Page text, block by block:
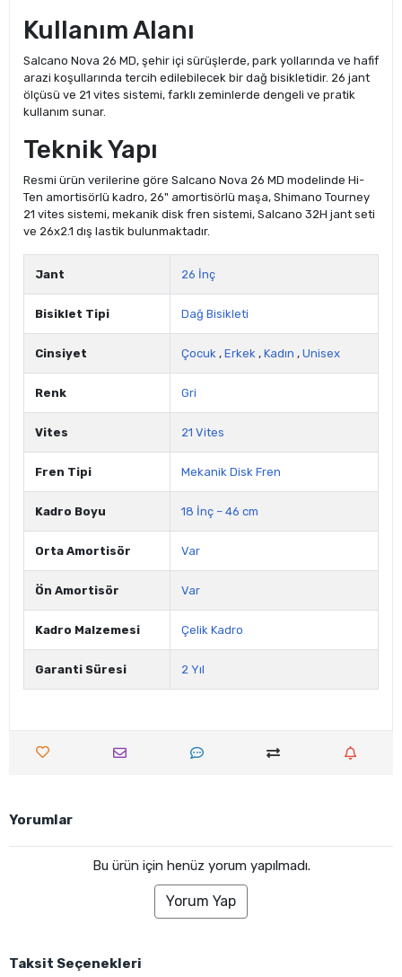
Kullanım Alanı
Salcano Nova 26 MD, şehir içi sürüşlerde, park yollarında ve hafif
arazi koşullarında tercih edilebilecek bir dağ bisikletidir. 26 jant
ölçüsü ve 21 vites sistemi, farklı zeminlerde dengeli ve pratik
kullanım sunar.
Teknik Yapı
Resmi ürün verilerine göre Salcano Nova 26 MD modelinde Hi-
Ten amortisörlü kadro, 26" amortisörlü maşa, Shimano Tourney
21 vites sistemi, mekanik disk fren sistemi, Salcano 32H jant seti
ve 26x2.1 dış lastik bulunmaktadır.
Jant 26 İnç
Bisiklet Tipi Dağ Bisikleti
Cinsiyet Çocuk , Erkek , Kadın , Unisex
Renk Gri
Vites 21 Vites
Fren Tipi Mekanik Disk Fren
Kadro Boyu 18 İnç – 46 cm
Orta Amortisör Var
Ön Amortisör Var
Kadro Malzemesi Çelik Kadro
Garanti Süresi 2 Yıl
Yorumlar
Bu ürün için henüz yorum yapılmadı.
Yorum Yap
Taksit Seçenekleri